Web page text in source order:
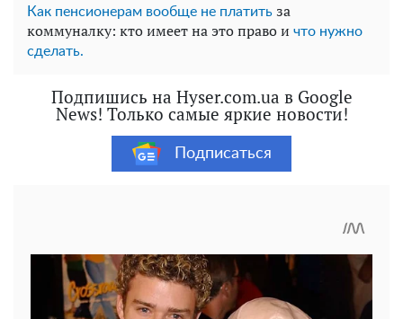
Как пенсионерам вообще не платить за
коммуналку: кто имеет на это право и что нужно
сделать.
Подпишись на Hyser.com.ua в Google
News! Только самые яркие новости!
Подписаться